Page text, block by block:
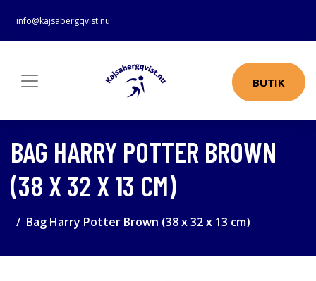
info@kajsabergqvist.nu
BUTIK
BAG HARRY POTTER BROWN
(38 X 32 X 13 CM)
Bag Harry Potter Brown (38 x 32 x 13 cm)